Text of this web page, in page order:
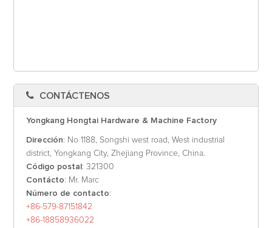
CONTÁCTENOS
Yongkang Hongtai Hardware & Machine Factory
Dirección: No 1188, Songshi west road, West industrial
district, Yongkang City, Zhejiang Province, China.
Código postal: 321300
Contácto: Mr. Marc
Número de contacto:
+86-579-87151842
+86-18858936022